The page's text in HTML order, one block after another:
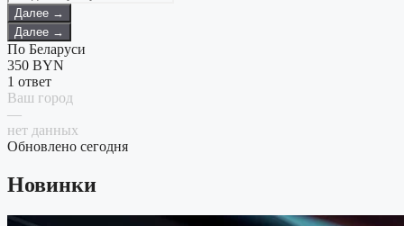
Далее →
Далее →
По Беларуси
350 BYN
1 ответ
Ваш город
—
нет данных
Обновлено сегодня
Новинки